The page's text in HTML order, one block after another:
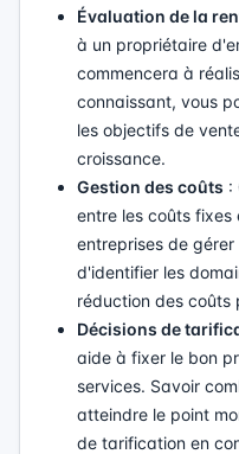
Évaluation de la
à un propriétaire
commencera à
connaissant, vous
les objectifs de
croissance.
Gestion des coûts :
entre les coûts
entreprises de
d'identifier les
réduction des coûts
Décisions de
aide à fixer le bon
services. Savoir
atteindre le point
de tarification en